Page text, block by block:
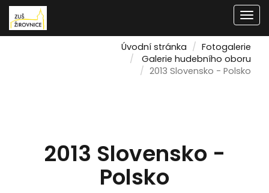
Úvodní stránka
Fotogalerie
Galerie hudebního oboru
2013 Slovensko - Polsko
2013 Slovensko -
Polsko